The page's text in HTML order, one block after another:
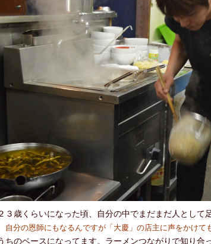
歳くらいになった頃、自分の中でまだまだ人として
自分の恩師にもなるんですが「大慶」の店主に声をかけて
ちのベースになってます。ラーメンつながりで知り合